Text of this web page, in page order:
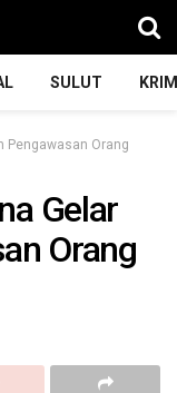
SULUT
Pengawasan Orang
Gelar
Orang